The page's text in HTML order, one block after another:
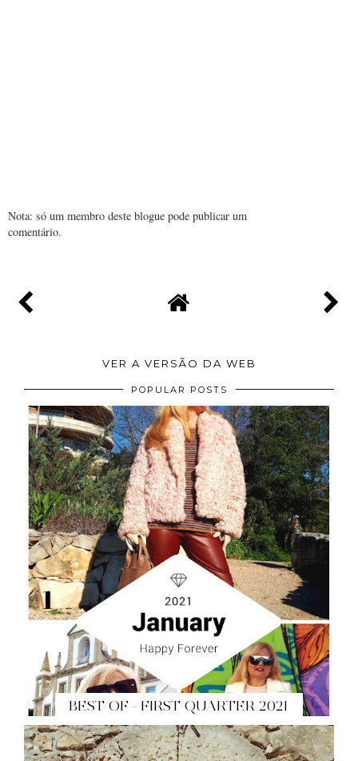
Nota: só um membro deste blogue pode publicar um
comentário.
VER A VERSÃO DA WEB
POPULAR POSTS
BEST OF - FIRST QUARTER 2021